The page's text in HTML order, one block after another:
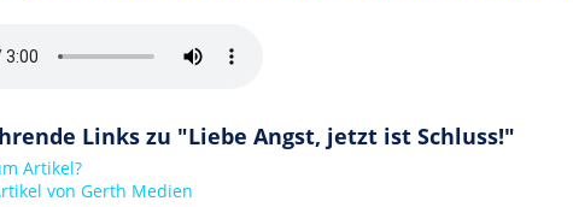
Links zu "Liebe Angst, jetzt ist Schluss!"
Artikel?
von Gerth Medien